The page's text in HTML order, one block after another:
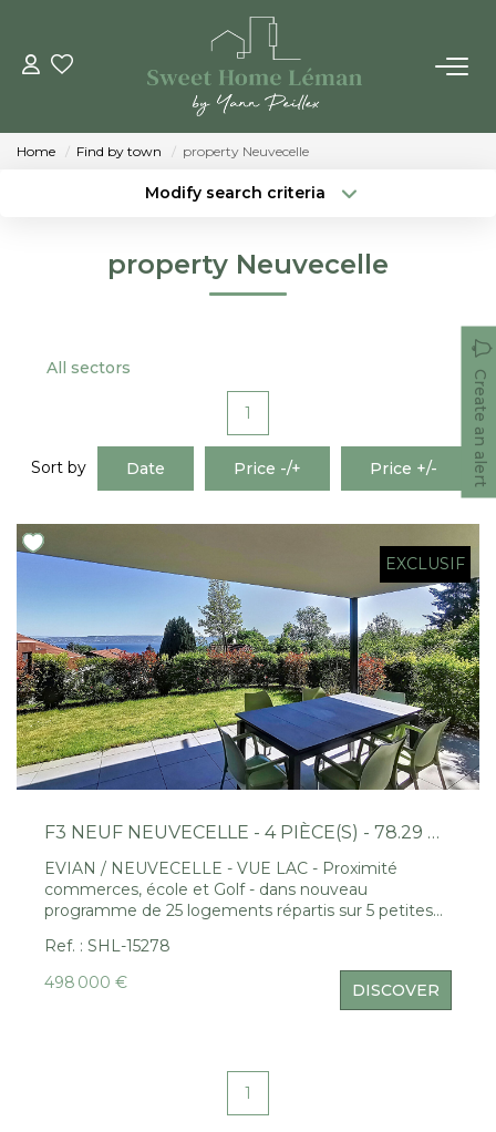
BUY
Who Are We
Our Team
CONTACT US
FR
Home Find by town property Neuvecelle
Modify search criteria
property Neuvecelle
All sectors
Create an alert
1
Sort by Date Price -/+ Price +/-
EXCLUSIF
F3 NEUF NEUVECELLE - 4 PIÈCE(S) - 78.29 M2
EVIAN / NEUVECELLE - VUE LAC - Proximité
commerces, école et Golf - dans nouveau
programme de 25 logements répartis sur 5 petites
T3 en rez avec jardin, garage et parking.
Ref. : SHL-15278
498 000 €
DISCOVER
1